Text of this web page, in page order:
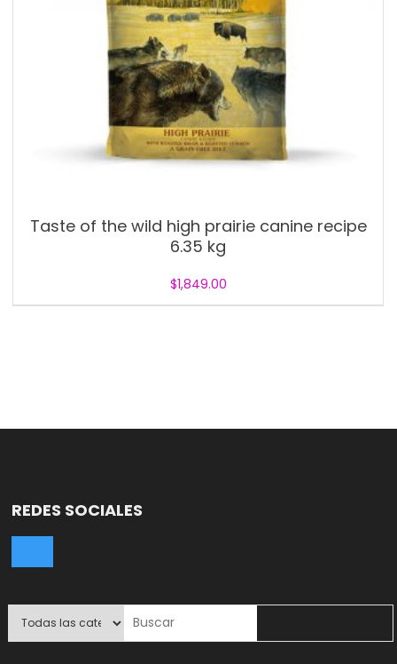
Taste of the wild high prairie canine recipe
6.35 kg
$1,849.00
REDES SOCIALES